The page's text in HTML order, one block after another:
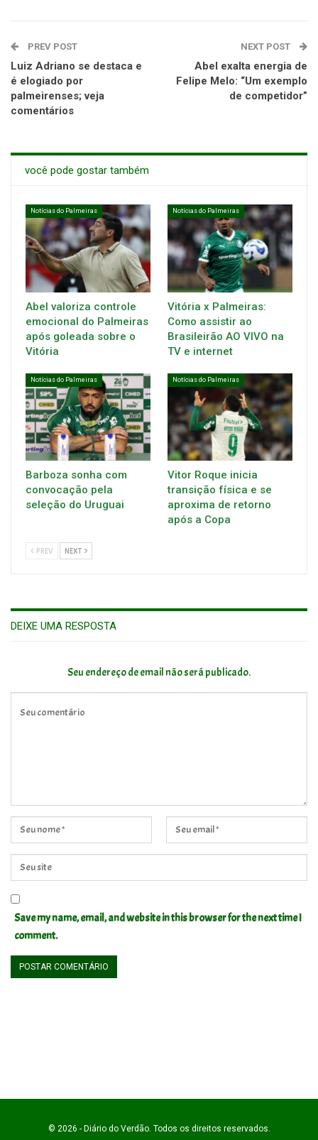
PREV POST
Luiz Adriano se destaca e
é elogiado por
palmeirenses; veja
comentários
NEXT POST
Abel exalta energia de
Felipe Melo: “Um exemplo
de competidor”
você pode gostar também
Notícias do Palmeiras
Abel valoriza controle
emocional do Palmeiras
após goleada sobre o
Vitória
Notícias do Palmeiras
Vitória x Palmeiras:
Como assistir ao
Brasileirão AO VIVO na
TV e internet
Notícias do Palmeiras
Barboza sonha com
convocação pela
seleção do Uruguai
Notícias do Palmeiras
Vitor Roque inicia
transição física e se
aproxima de retorno
após a Copa
PREV NEXT
DEIXE UMA RESPOSTA
Seu endereço de email não será publicado.
Save my name, email, and website in this browser for the next time I
comment.
© 2026 - Diário do Verdão. Todos os direitos reservados.